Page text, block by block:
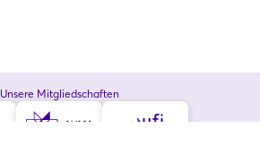
Unsere Mitgliedschaften